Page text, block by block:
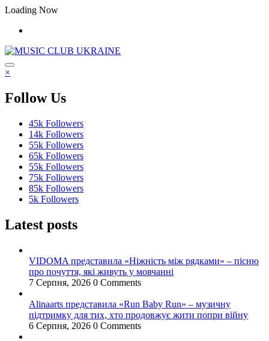
Перейти
контенту
Loading Now
×
Follow Us
45k Followers
14k Followers
55k Followers
65k Followers
55k Followers
75k Followers
85k Followers
5k Followers
Latest posts
VIDOMA представила «Ніжність між рядками» – пісню
про почуття, які живуть у мовчанні
7 Серпня, 2026 0 Comments
Alinaarts представила «Run Baby Run» – музичну
підтримку для тих, хто продовжує жити попри війну
6 Серпня, 2026 0 Comments